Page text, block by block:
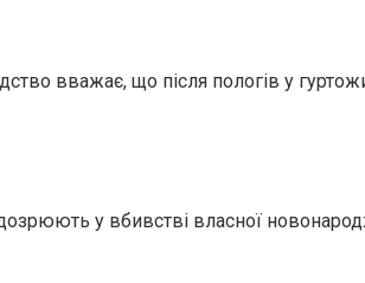
вважає, що після пологів у
у вбивстві власної